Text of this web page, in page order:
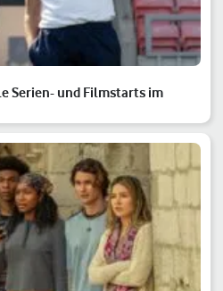
Serien- und Filmstarts im